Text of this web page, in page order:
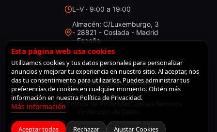
L–V · 9:00 a 19:00
Almacén: C/Luxemburgo, 3
- 28821 - Coslada - Madrid
- España
© 2026 RiserMarket · Todos los derechos reservados
Desarrollado porLiveCommerce
Aviso legal
Esta página web usa cookies
Utilizamos cookies y tus datos personales para personalizar
anuncios y mejorar tu experiencia en nuestro sitio. Al aceptar, nos
das tu consentimiento para utilizarlos. Puedes administrar tus
preferencias de cookies en cualquier momento. Obtén más
información en nuestra Política de Privacidad.
Más información
Aceptar todas Rechazar Ajustar Cookies